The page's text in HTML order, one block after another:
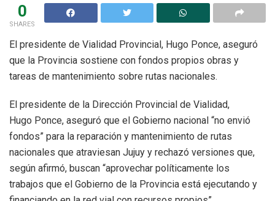
0
SHARES
El presidente de Vialidad Provincial, Hugo Ponce, aseguró
que la Provincia sostiene con fondos propios obras y
tareas de mantenimiento sobre rutas nacionales.
El presidente de la Dirección Provincial de Vialidad,
Hugo Ponce, aseguró que el Gobierno nacional “no envió
fondos” para la reparación y mantenimiento de rutas
nacionales que atraviesan Jujuy y rechazó versiones que,
según afirmó, buscan “aprovechar políticamente los
trabajos que el Gobierno de la Provincia está ejecutando y